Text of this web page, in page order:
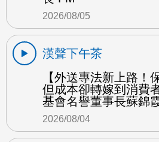
2026/08/05
漢聲下午茶
【外送專法新上路！
但成本卻轉嫁到消費
基會名譽董事長蘇錦
2026/08/04